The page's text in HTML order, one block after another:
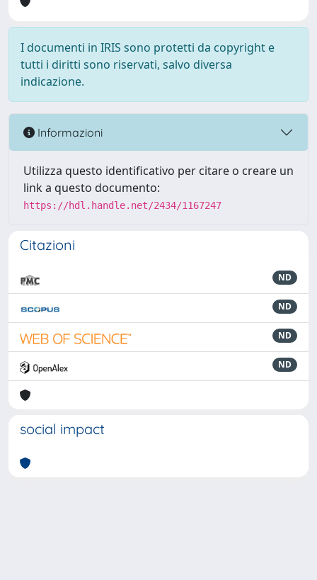
I documenti in IRIS sono protetti da copyright e
tutti i diritti sono riservati, salvo diversa
indicazione.
Informazioni
Utilizza questo identificativo per citare o creare un
link a questo documento:
https://hdl.handle.net/2434/1167247
Citazioni
ND
ND
ND
ND
social impact